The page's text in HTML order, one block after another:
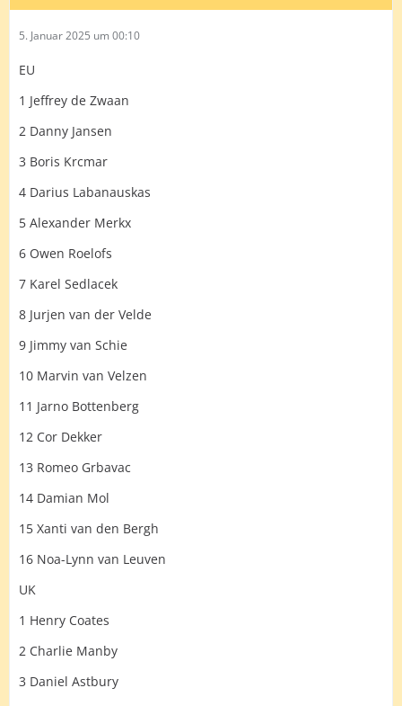
5. Januar 2025 um 00:10
EU
1 Jeffrey de Zwaan
2 Danny Jansen
3 Boris Krcmar
4 Darius Labanauskas
5 Alexander Merkx
6 Owen Roelofs
7 Karel Sedlacek
8 Jurjen van der Velde
9 Jimmy van Schie
10 Marvin van Velzen
11 Jarno Bottenberg
12 Cor Dekker
13 Romeo Grbavac
14 Damian Mol
15 Xanti van den Bergh
16 Noa-Lynn van Leuven
UK
1 Henry Coates
2 Charlie Manby
3 Daniel Astbury